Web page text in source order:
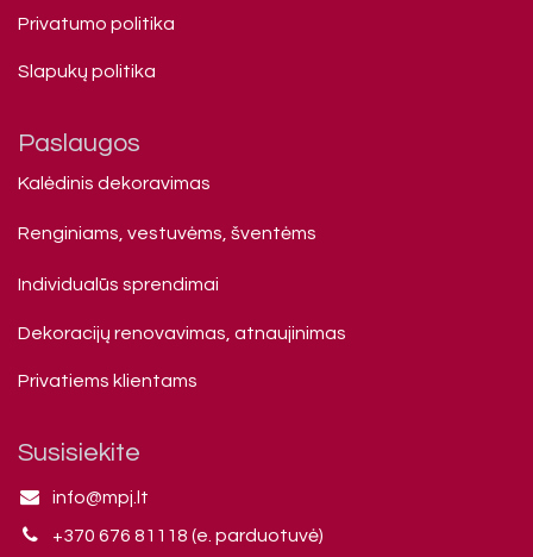
Privatumo politika
Slapukų politika
Paslaugos
Kalėdinis dekoravimas
Renginiams, vestuvėms, šventėms
Individualūs sprendimai
Dekoracijų renovavimas, atnaujinimas
Privatiems klienta​ms
Susisiekite
info@mpj.lt
+370 676 81118 (e. parduotuvė)